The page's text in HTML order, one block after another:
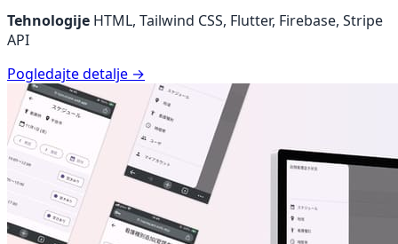
Tehnologije HTML, Tailwind CSS, Flutter, Firebase, Stripe
API
Pogledajte detalje →